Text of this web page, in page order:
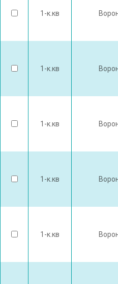
1-к.кв
1-к.кв
1-к.кв
1-к.кв
1-к.кв